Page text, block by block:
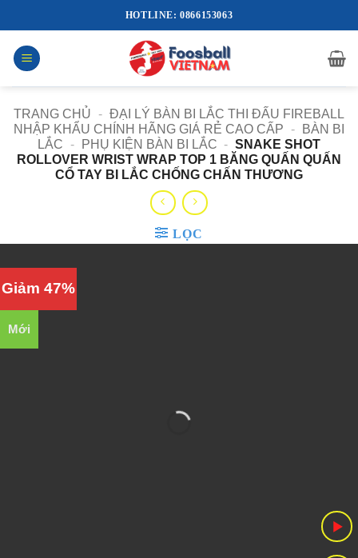
qua
nội
dung
HOTLINE: 0866153063
TRANG CHỦ - ĐẠI LÝ BÀN BI LẮC THI ĐẤU FIREBALL
NHẬP KHẨU CHÍNH HÃNG GIÁ RẺ CAO CẤP
-
BÀN BI
LẮC
- PHỤ KIỆN BÀN BI LẮC - SNAKE SHOT
ROLLOVER WRIST WRAP TOP 1 BĂNG QUẤN QUẤN
CỔ TAY BI LẮC CHỐNG CHẤN THƯƠNG
LỌC
Giảm 47%
Mới